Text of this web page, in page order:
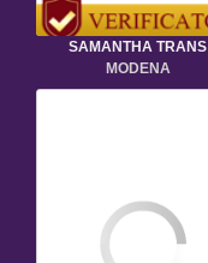
SAMANTHA TRANS
MODENA